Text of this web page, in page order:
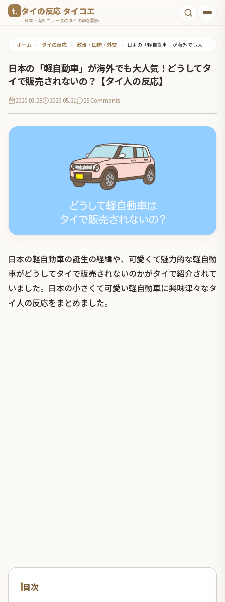
タイの反応 タイコエ
日本・海外ニュースのタイの声を翻訳
ホーム • タイの反応 • 政治・国防・外交 • 日本の「軽自動車」が海外でも大人気！どうしてタイで販売されないの？【タイ人の反応】
日本の「軽自動車」が海外でも大人気！どうしてタ
イで販売されないの？【タイ人の反応】
2020.03.28 2020.05.21 25 Comments
日本の軽自動車の誕生の経緯や、可愛くて魅力的な軽自動
車がどうしてタイで販売されないのかがタイで紹介されて
いました。日本の小さくて可愛い軽自動車に興味津々なタ
イ人の反応をまとめました。
目次